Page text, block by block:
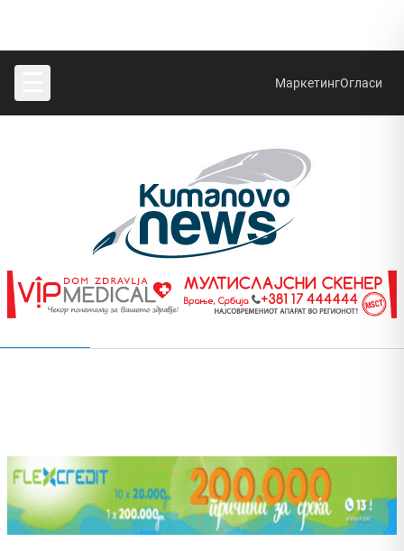
МаркетингОгласи